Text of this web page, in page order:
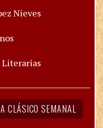
Nieves
Literarias
CLÁSICO SEMANAL